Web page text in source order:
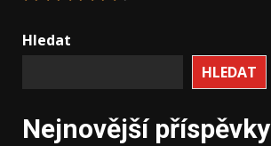
Hledat
HLEDAT
Nejnovější příspěvky